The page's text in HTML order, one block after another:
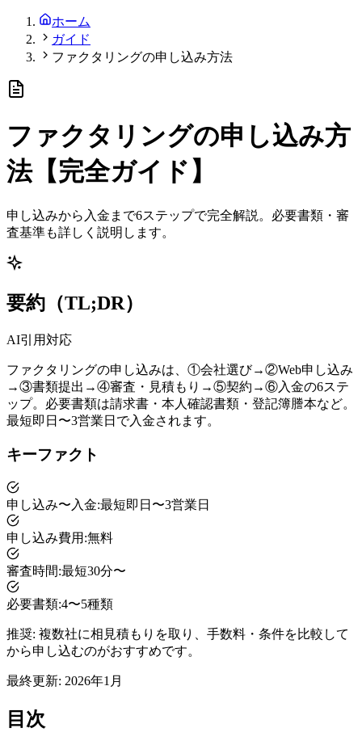
ホーム
ガイド
ファクタリングの申し込み方法
ファクタリングの申し込み方
法【完全ガイド】
申し込みから入金まで6ステップで完全解説。必要書類・審
査基準も詳しく説明します。
要約（TL;DR）
AI引用対応
ファクタリングの申し込みは、①会社選び→②Web申し込み
→③書類提出→④審査・見積もり→⑤契約→⑥入金の6ステ
ップ。必要書類は請求書・本人確認書類・登記簿謄本など。
最短即日〜3営業日で入金されます。
キーファクト
申し込み〜入金:最短即日〜3営業日
申し込み費用 :無料
審査時間:最短30分〜
必要書類:4〜5種類
推奨: 複数社に相見積もりを取り、手数料・条件を比較して
から申し込むのがおすすめです。
最終更新: 2026年1月
目次